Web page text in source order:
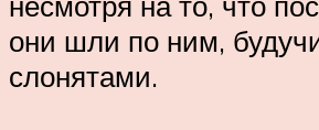
они шли по ним,
слонятами.